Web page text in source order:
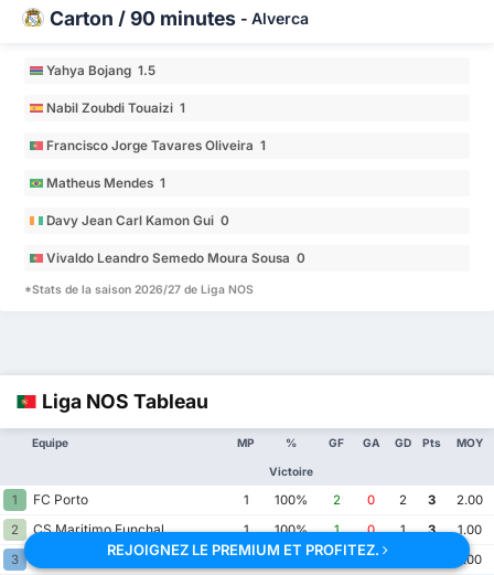
Carton / 90 minutes - Alverca
Yahya Bojang 1.5
Nabil Zoubdi Touaizi 1
Francisco Jorge Tavares Oliveira 1
Matheus Mendes 1
Davy Jean Carl Kamon Gui 0
Vivaldo Leandro Semedo Moura Sousa 0
*Stats de la saison 2026/27 de Liga NOS
Liga NOS Tableau
Equipe MP %
Victoire
GF GA GD Pts MOY
1 FC Porto 1 100% 2 0 2 3
2.00
2
CS Maritimo Funchal 1 100% 1 0 1 3
1.00
3
1 100% 1 0 1.00
REJOIGNEZ LE PREMIUM ET PROFITEZ.